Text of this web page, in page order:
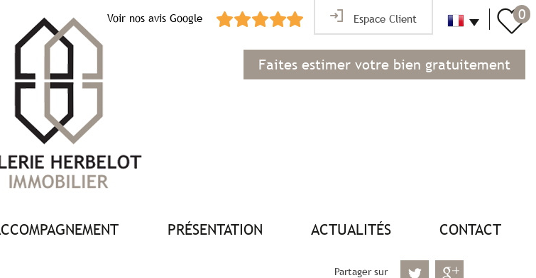
Espace Client
Voir nos avis Google
Faites estimer votre bien gratuitement
0
ACCOMPAGNEMENT PRÉSENTATION ACTUALITÉS CONTACT
Partager sur